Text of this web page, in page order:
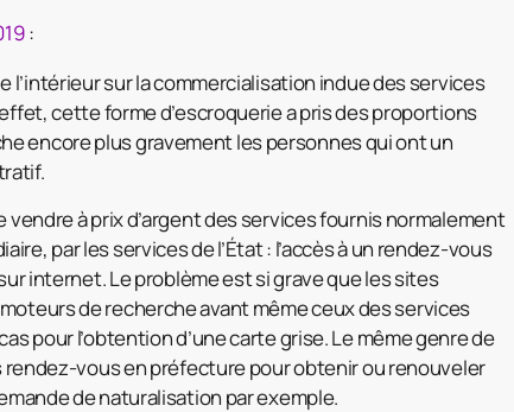
:
l’intérieur sur la commercialisation indue des services
cette forme d’escroquerie a pris des proportions
encore plus gravement les personnes qui ont un
à prix d’argent des services fournis normalement
par les services de l’État : l’accès à un rendez-vous
internet. Le problème est si grave que les sites
de recherche avant même ceux des services
pour l’obtention d’une carte grise. Le même genre de
rendez-vous en préfecture pour obtenir ou renouveler
de naturalisation par exemple.